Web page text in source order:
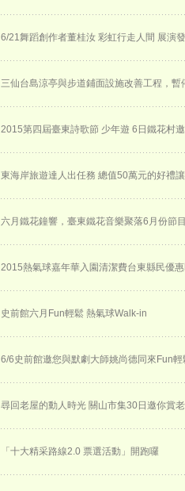
6/21舞蹈創作者董桂汝 彩虹行走人間 展演
三仙台島涼亭與步道鋪面設施改善工程，暫
2015第四屆臺東詩歌節 少年遊 6日鐵花村
東海岸旅遊達人出任務 總值50萬元的好禮
六月鐵花鐘響，臺東鐵花音樂聚落6月份節
2015熱氣球嘉年華入園清潔費台東縣民優
史前館六月Fun輕鬆 熱氣球Walk-in
6/6史前館邀您與默劇大師姚尚德同來Fun輕
尋回老屋的動人時光 關山市集30日邀你賞
「十大精采路線2.0 票選活動」開跑囉